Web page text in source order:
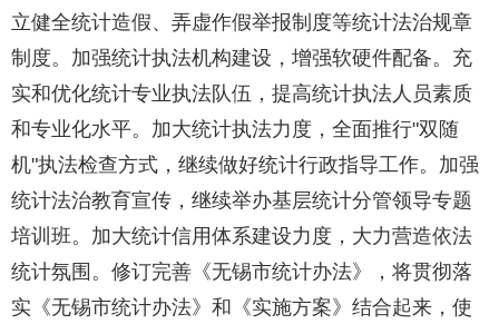
立健全统计造假、弄虚作假举报制度等统计法治规章
制度。加强统计执法机构建设，增强软硬件配备。充
实和优化统计专业执法队伍，提高统计执法人员素质
和专业化水平。加大统计执法力度，全面推行"双随
机"执法检查方式，继续做好统计行政指导工作。加强
统计法治教育宣传，继续举办基层统计分管领导专题
培训班。加大统计信用体系建设力度，大力营造依法
统计氛围。修订完善《无锡市统计办法》，将贯彻落
实《无锡市统计办法》和《实施方案》结合起来，使